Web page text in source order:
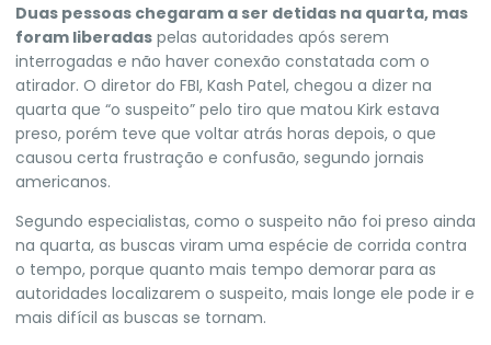
Duas pessoas chegaram a ser detidas na quarta, mas
foram liberadas pelas autoridades após serem
interrogadas e não haver conexão constatada com o
atirador. O diretor do FBI, Kash Patel, chegou a dizer na
quarta que “o suspeito” pelo tiro que matou Kirk estava
preso, porém teve que voltar atrás horas depois, o que
causou certa frustração e confusão, segundo jornais
americanos.
Segundo especialistas, como o suspeito não foi preso ainda
na quarta, as buscas viram uma espécie de corrida contra
o tempo, porque quanto mais tempo demorar para as
autoridades localizarem o suspeito, mais longe ele pode ir e
mais difícil as buscas se tornam.